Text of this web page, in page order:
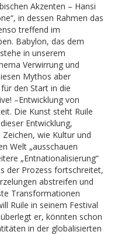
Akzenten – Hansi
in dessen Rahmen das
treffend im
Babylon, das dem
in unserem
Verwirrung und
Mythos aber
den Start in die
–Entwicklung von
Die Kunst steht Ruile
Entwicklung,
wie Kultur und
Welt „ausschauen
„Entnationalisierung“
der Prozess fortschreitet,
abstreifen und
Transformationen
Ruile in seinem Festival
er, könnten schon
in der globalisierten